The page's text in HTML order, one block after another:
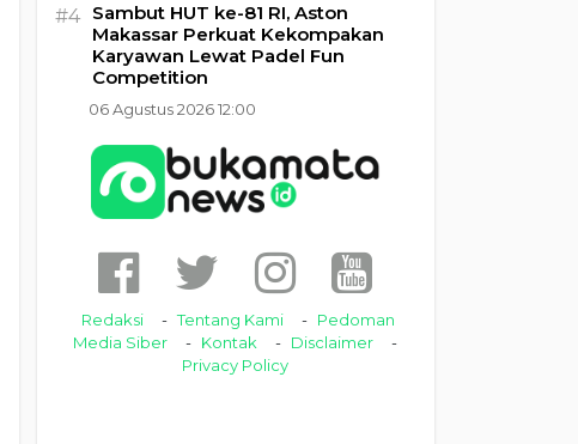
#4 Sambut HUT ke-81 RI, Aston
Makassar Perkuat Kekompakan
Karyawan Lewat Padel Fun
Competition
06 Agustus 2026 12:00
Redaksi Tentang Kami
Pedoman
Media Siber
Kontak
Disclaimer
Privacy Policy